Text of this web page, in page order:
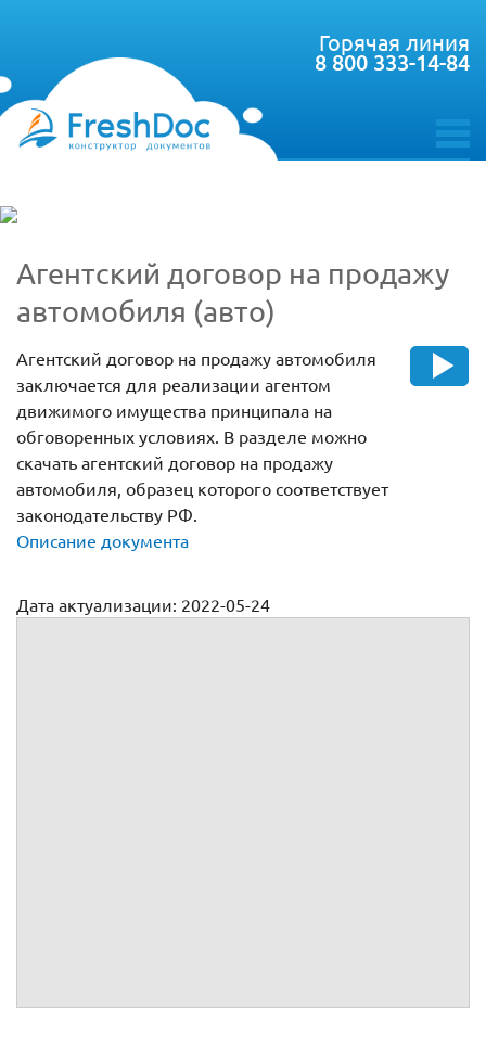
toggle
Горячая линия
8 800 333-14-84
Агентский договор на продажу
автомобиля (авто)
Агентский договор на продажу автомобиля
заключается для реализации агентом
движимого имущества принципала на
обговоренных условиях. В разделе можно
скачать агентский договор на продажу
автомобиля, образец которого соответствует
законодательству РФ.
Описание документа
Дата актуализации: 2022-05-24